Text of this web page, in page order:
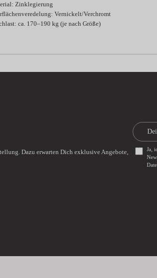
Zinklegierung
Vernickelt/Verchromt
ca. 170–190 kg (je nach Größe)
Dazu erwarten Dich exklusive Angebote,
Ja,